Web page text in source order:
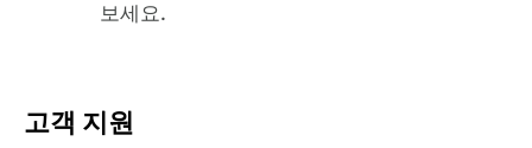
보세요.
고객 지원